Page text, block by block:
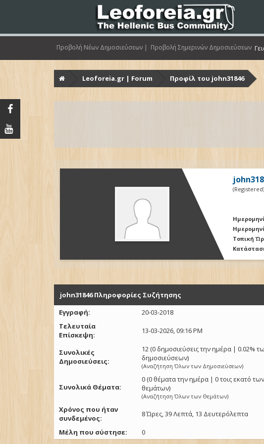
Προβολή Νέων Δημοσιεύσεων | Προβολή Σημερινών Δημοσιεύσεων
Leoforeia.gr | Forum Προφίλ του john31846
(Registered)
Τοπική
john31846 Πληροφορίες Συζήτησης
Εγγραφή:
20-03-2018
Τελευταία
Επίσκεψη:
13-03-2026, 09:16 PM
Συνολικές
Δημοσιεύσεις:
12 (0 δημοσιεύσεις την ημέρα | 0.02%
δημοσιεύσεων)
(Αναζήτηση Όλων των Δημοσιεύσεων)
Συνολικά Θέματα:
0 (0 θέματα την ημέρα | 0 τοις εκατό
θεμάτων)
(Αναζήτηση Όλων των Θεμάτων)
Χρόνος που ήταν
συνδεμένος:
8 Ώρες, 39 Λεπτά, 13 Δευτερόλεπτα
Μέλη που σύστησε: 0